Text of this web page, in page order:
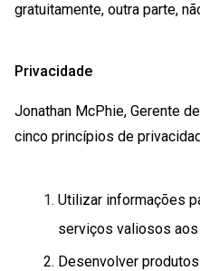
gratuitamente, outra parte,
Privacidade
Jonathan McPhie, Gerente
cinco princípios de
Utilizar informações
serviços valiosos
Desenvolver